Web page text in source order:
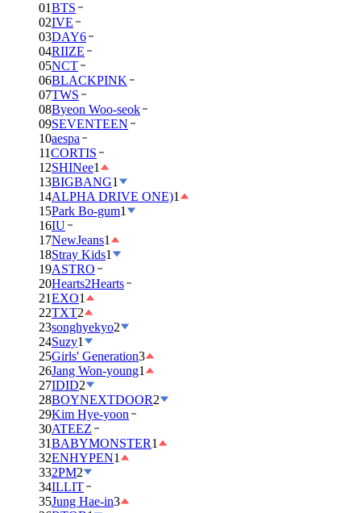
01BTS
02IVE
03DAY6
04RIIZE
05NCT
06BLACKPINK
07TWS
08Byeon Woo-seok
09SEVENTEEN
10aespa
11CORTIS
12SHINee1
13BIGBANG1
14ALPHA DRIVE ONE)1
15Park Bo-gum1
16IU
17NewJeans1
18Stray Kids1
19ASTRO
20Hearts2Hearts
21EXO1
22TXT2
23songhyekyo2
24Suzy1
25Girls' Generation3
26Jang Won-young1
27IDID2
28BOYNEXTDOOR2
29Kim Hye-yoon
30ATEEZ
31BABYMONSTER1
32ENHYPEN1
332PM2
34ILLIT
35Jung Hae-in3